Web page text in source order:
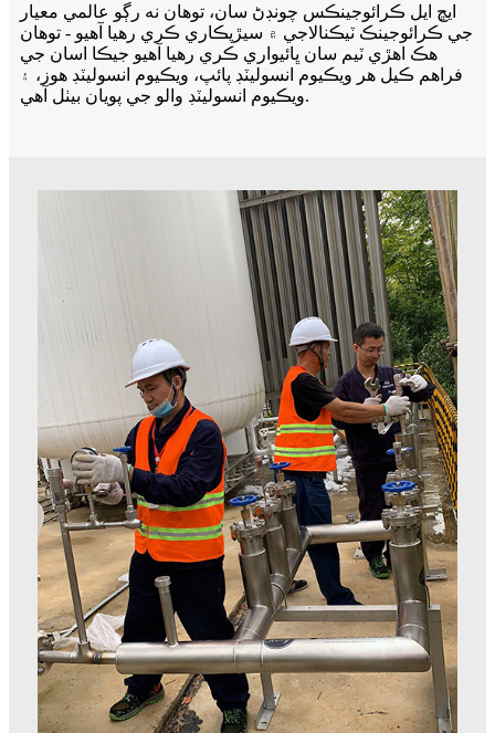
ايڇ ايل ڪرائوجينڪس چونڊڻ سان، توهان نه رڳو عالمي معيار
جي ڪرائوجينڪ ٽيڪنالاجي ۾ سيڙپڪاري ڪري رهيا آهيو - توهان
هڪ اهڙي ٽيم سان ڀائيواري ڪري رهيا آهيو جيڪا اسان جي
فراهم ڪيل هر ويڪيوم انسوليٽڊ پائپ، ويڪيوم انسوليٽڊ هوز، ۽
ويڪيوم انسوليٽڊ والو جي پويان بيٺل آهي.